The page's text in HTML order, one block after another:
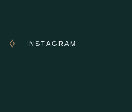
INSTAGRAM